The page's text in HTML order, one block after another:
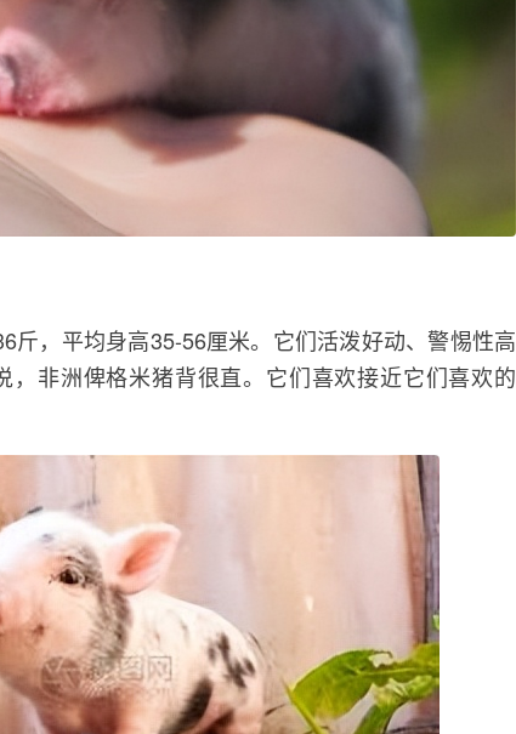
斤，平均身高35-56厘米。它们活泼好动、警惕性高
，非洲俾格米猪背很直。它们喜欢接近它们喜欢的